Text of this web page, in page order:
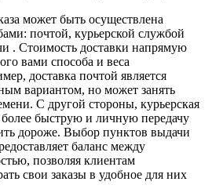
может быть осуществлена
почтой, курьерской службой
. Стоимость доставки напрямую
вами способа и веса
доставка почтой является
вариантом, но может занять
С другой стороны, курьерская
более быструю и личную передачу
дороже. Выбор пунктов выдачи
баланс между
позволяя клиентам
свои заказы в удобное для них